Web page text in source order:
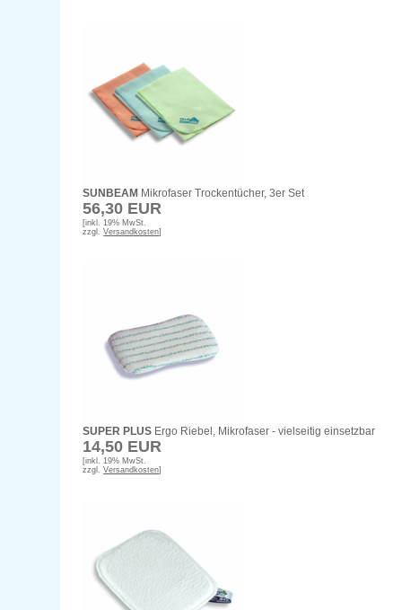
SUNBEAM Mikrofaser Trockentücher, 3er Set
56,30 EUR
[inkl. 19% MwSt.
zzgl.Versandkosten]
SUPER PLUS Ergo Riebel, Mikrofaser - vielseitig einsetzbar
14,50 EUR
[inkl. 19% MwSt.
zzgl.Versandkosten]